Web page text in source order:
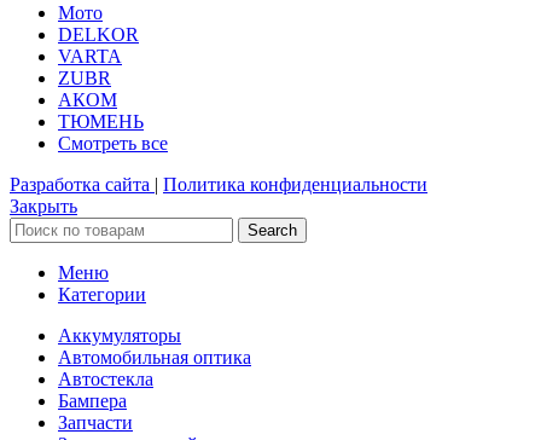
Мото
DELKOR
VARTA
ZUBR
АКОМ
ТЮМЕНЬ
Смотреть все
Разработка сайта | Политика конфиденциальности
Закрыть
Search
Меню
Категории
Аккумуляторы
Автомобильная оптика
Автостекла
Бампера
Запчасти